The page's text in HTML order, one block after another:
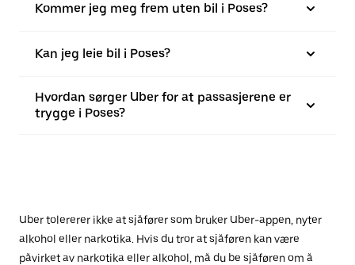
Kommer jeg meg frem uten bil i Poses?
Kan jeg leie bil i Poses?
Hvordan sørger Uber for at passasjerene er
trygge i Poses?
Uber tolererer ikke at sjåfører som bruker Uber-appen, nyter
alkohol eller narkotika. Hvis du tror at sjåføren kan være
påvirket av narkotika eller alkohol, må du be sjåføren om å